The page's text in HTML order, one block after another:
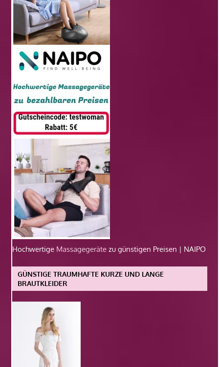
Hochwertige Massagegeräte zu günstigen Preisen | NAIPO
GÜNSTIGE TRAUMHAFTE KURZE UND LANGE
BRAUTKLEIDER